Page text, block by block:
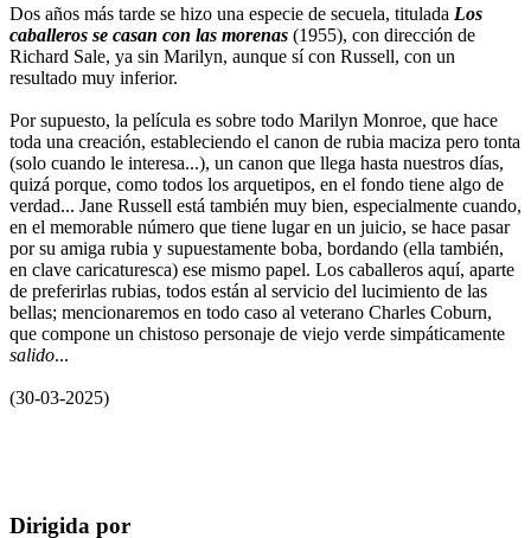
Dos años más tarde se hizo una especie de secuela, titulada Los
caballeros se casan con las morenas (1955), con dirección de
Richard Sale, ya sin Marilyn, aunque sí con Russell, con un
resultado muy inferior.
Por supuesto, la película es sobre todo Marilyn Monroe, que hace
toda una creación, estableciendo el canon de rubia maciza pero tonta
(solo cuando le interesa...), un canon que llega hasta nuestros días,
quizá porque, como todos los arquetipos, en el fondo tiene algo de
verdad... Jane Russell está también muy bien, especialmente cuando,
en el memorable número que tiene lugar en un juicio, se hace pasar
por su amiga rubia y supuestamente boba, bordando (ella también,
en clave caricaturesca) ese mismo papel. Los caballeros aquí, aparte
de preferirlas rubias, todos están al servicio del lucimiento de las
bellas; mencionaremos en todo caso al veterano Charles Coburn,
que compone un chistoso personaje de viejo verde simpáticamente
salido...
(30-03-2025)
Dirigida por